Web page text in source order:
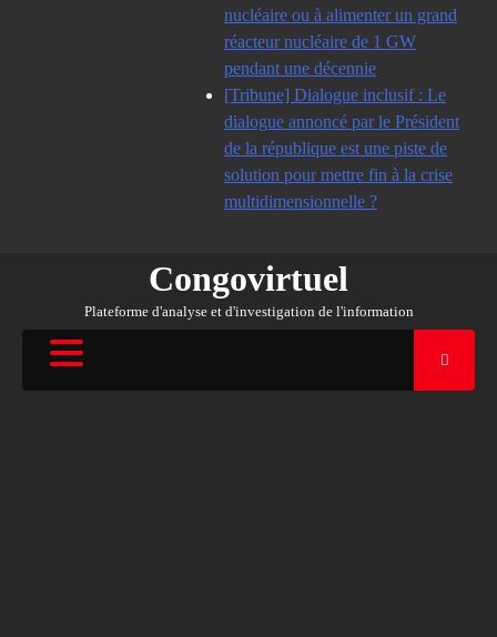
nucléaire ou à alimenter un grand
réacteur nucléaire de 1 GW
pendant une décennie
[Tribune] Dialogue inclusif : Le
dialogue annoncé par le Président
de la république est une piste de
solution pour mettre fin à la crise
multidimensionnelle ?
Congovirtuel
Plateforme d'analyse et d'investigation de l'information